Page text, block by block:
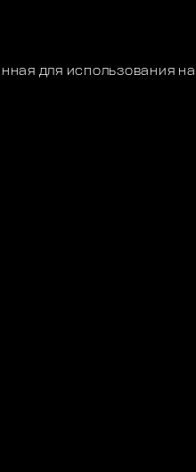
для использования на